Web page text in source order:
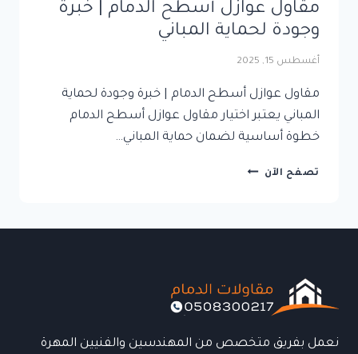
مقاول عوازل أسطح الدمام | خبرة
وجودة لحماية المباني
أغسطس 15, 2025
مقاول عوازل أسطح الدمام | خبرة وجودة لحماية
المباني يعتبر اختيار مقاول عوازل أسطح الدمام
خطوة أساسية لضمان حماية المباني…
تصفح الآن مقاول
لحماية
المباني
نعمل بفريق متخصص من المهندسين والفنيين المهرة